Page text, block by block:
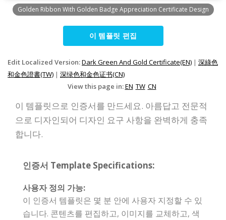
Golden Ribbon With Golden Badge Appreciation Certificate Design
이 템플릿 편집
Edit Localized Version:Dark Green And Gold Certificate(EN) | 深綠色
和金色證書(TW) | 深绿色和金色证书(CN)
View this page in:EN TW CN
이 템플릿으로 인증서를 만드세요. 아름답고 전문적
으로 디자인되어 디자인 요구 사항을 완벽하게 충족
합니다.
인증서 Template Specifications:
사용자 정의 가능:
이 인증서 템플릿은 몇 분 안에 사용자 지정할 수 있
습니다. 콘텐츠를 편집하고, 이미지를 교체하고, 색